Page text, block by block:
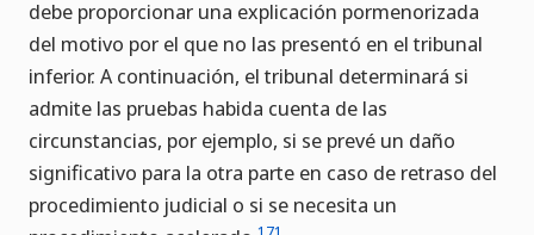
debe proporcionar una explicación pormenorizada
del motivo por el que no las presentó en el tribunal
inferior. A continuación, el tribunal determinará si
admite las pruebas habida cuenta de las
circunstancias, por ejemplo, si se prevé un daño
significativo para la otra parte en caso de retraso del
procedimiento judicial o si se necesita un